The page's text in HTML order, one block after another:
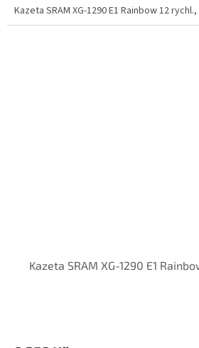
Kazeta SRAM XG-1290 E1 Rainbow 12
Kazeta SRAM XG-1290 E1